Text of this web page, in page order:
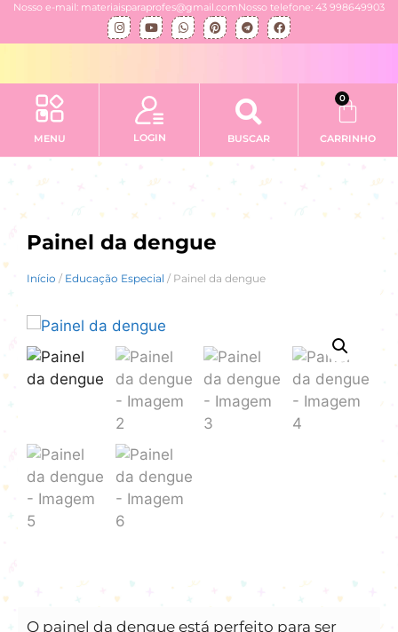
Nosso e-mail: materiaisparaprofes@gmail.comNosso telefone: 43 998649903
MENU LOGIN BUSCAR
0
CARRINHO
Painel da dengue
Início / Educação Especial / Painel da dengue
O painel da dengue está perfeito para ser